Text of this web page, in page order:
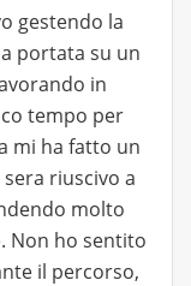
gestendo la
portata su un
in
tempo per
mi ha fatto un
riuscivo a
molto
Non ho sentito
il percorso,